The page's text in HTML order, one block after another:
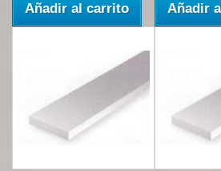
Añadir al carrito Añadir